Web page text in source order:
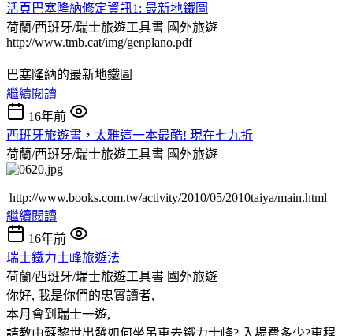
活頁巴塞隆納修定資訊1: 最新地鐵圖
荷蘭/西班牙/瑞士旅遊工具書 國外旅遊
http://www.tmb.cat/img/genplano.pdf
巴塞隆納的最新地鐵圖
繼續閱讀
16年前
西班牙旅遊書，太雅這一本最酷! 現在七九折
荷蘭/西班牙/瑞士旅遊工具書 國外旅遊
http://www.books.com.tw/activity/2010/05/2010taiya/main.html
繼續閱讀
16年前
瑞士鐵力士峰旅遊法
荷蘭/西班牙/瑞士旅遊工具書 國外旅遊
你好, 我是你們的忠實讀者,
本月會到瑞士一遊,
請教由蘇黎世出發如何坐吊車去鐵力士峰? 入場費多少?車程